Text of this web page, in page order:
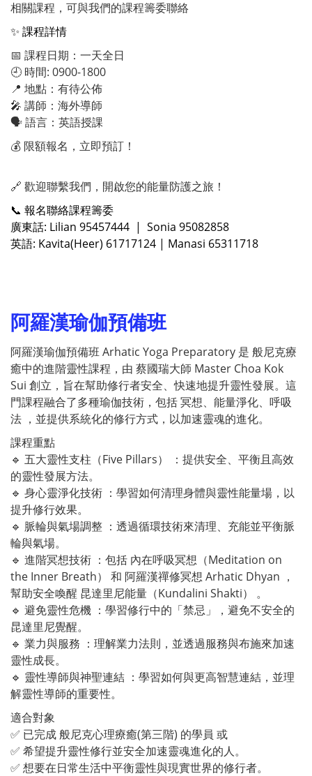
相關課程，可與我們的課程籌委聯絡
✨ 課程詳情
📅 課程日期：一天全日
🕘 時間: 0900-1800
📍 地點：有待公佈
🎤 講師：海外導師
🗣 語言：英語授課
💰 限額報名，立即預訂！
🔗 歡迎聯繫我們，開啟您的能量防護之旅！
📞 報名聯絡課程籌委
廣東話: Lilian 95457444 | Sonia 95082858
英語: Kavita(Heer) 61717124 | Manasi 65311718
阿羅漢瑜伽預備班
阿羅漢瑜伽預備班 Arhatic Yoga Preparatory 是 般尼克療
癒中的進階靈性課程，由 蔡國瑞大師 Master Choa Kok
Sui 創立，旨在幫助修行者安全、快速地提升靈性發展。這
門課程融合了多種瑜伽技術，包括 冥想、能量淨化、呼吸
法 ，並提供系統化的修行方式，以加速靈魂的進化。
課程重點
🔹 五大靈性支柱（Five Pillars） ：提供安全、平衡且高效
的靈性發展方法。
🔹 身心靈淨化技術 ：學習如何清理身體與靈性能量場，以
提升修行效果。
🔹 脈輪與氣場調整 ：透過循環技術來清理、充能並平衡脈
輪與氣場。
🔹 進階冥想技術 ：包括 內在呼吸冥想（Meditation on
the Inner Breath） 和 阿羅漢禪修冥想 Arhatic Dhyan ，
幫助安全喚醒 昆達里尼能量（Kundalini Shakti） 。
🔹 避免靈性危機 ：學習修行中的「禁忌」，避免不安全的
昆達里尼覺醒。
🔹 業力與服務 ：理解業力法則，並透過服務與布施來加速
靈性成長。
🔹 靈性導師與神聖連結 ：學習如何與更高智慧連結，並理
解靈性導師的重要性。
適合對象
✅ 已完成 般尼克心理療癒(第三階) 的學員 或
✅ 希望提升靈性修行並安全加速靈魂進化的人。
✅ 想要在日常生活中平衡靈性與現實世界的修行者。